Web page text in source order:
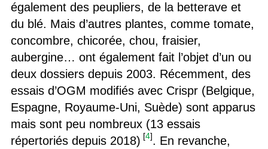
également des peupliers, de la betterave et
du blé. Mais d’autres plantes, comme tomate,
concombre, chicorée, chou, fraisier,
aubergine… ont également fait l’objet d’un ou
deux dossiers depuis 2003. Récemment, des
essais d’OGM modifiés avec Crispr (Belgique,
Espagne, Royaume-Uni, Suède) sont apparus
mais sont peu nombreux (13 essais
répertoriés depuis 2018) [4]. En revanche,